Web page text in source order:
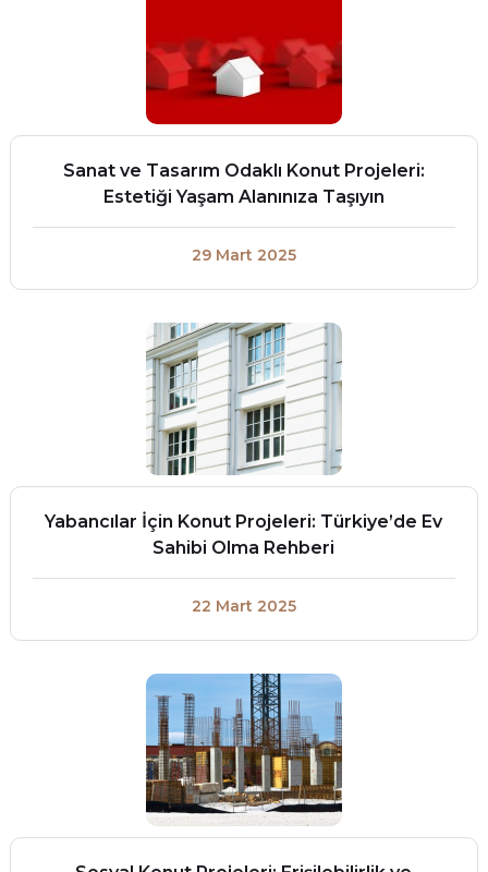
Sanat ve Tasarım Odaklı Konut Projeleri:
Estetiği Yaşam Alanınıza Taşıyın
29 Mart 2025
Yabancılar İçin Konut Projeleri: Türkiye’de Ev
Sahibi Olma Rehberi
22 Mart 2025